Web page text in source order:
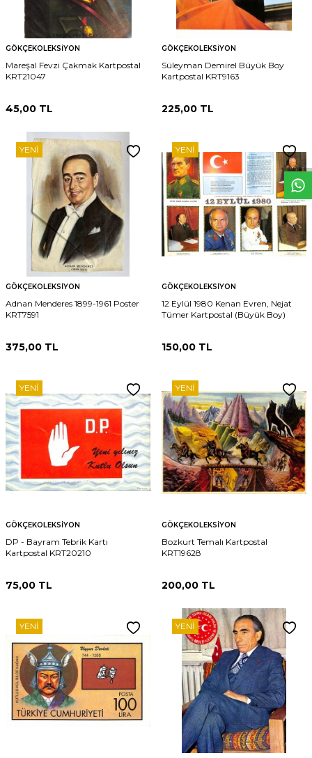
W
h
t
s
p
p
D
e
s
e
H
a
t
t
GÖKÇEKOLEKSIYON
Mareşal Fevzi Çakmak Kartpostal
KRT21047
45,00 TL
GÖKÇEKOLEKSIYON
Süleyman Demirel Büyük Boy
Kartpostal KRT9163
225,00 TL
YENI
GÖKÇEKOLEKSIYON
Adnan Menderes 1899-1961 Poster
KRT7591
375,00 TL
YENI
GÖKÇEKOLEKSIYON
12 Eylül 1980 Kenan Evren, Nejat
Tümer Kartpostal (Büyük Boy)
150,00 TL
YENI
GÖKÇEKOLEKSIYON
DP - Bayram Tebrik Kartı
Kartpostal KRT20210
75,00 TL
YENI
GÖKÇEKOLEKSIYON
Bozkurt Temalı Kartpostal
KRT19628
200,00 TL
YENI YENI